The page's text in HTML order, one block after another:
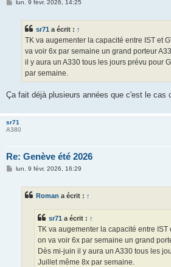
Mlun. 9 févr. 2026, 14:25
sr71 a écrit : ↑
TK va augementer la capacité entre IST et
va voir 6x par semaine un grand porteur
il y aura un A330 tous les jours prévu pour
par semaine.
Ça fait déjà plusieurs années que c'est le cas
sr71
A380
Re: Genève été 2026
Mlun. 9 févr. 2026, 16:29
Roman a écrit : ↑
sr71 a écrit : ↑
TK va augementer la capacité entre IST
on va voir 6x par semaine un grand
Dès mi-juin il y aura un A330 tous les
Juillet même 8x par semaine.